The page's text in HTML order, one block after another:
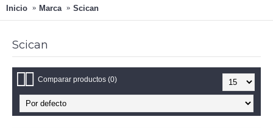
Inicio Marca Scican
Scican
Comparar productos (0)